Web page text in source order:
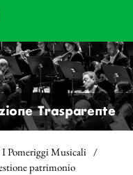
Trasparente
I Pomeriggi Musicali
patrimonio